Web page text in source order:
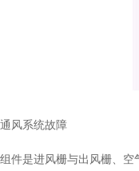
通风系统故障
组件是进风栅与出风栅、空